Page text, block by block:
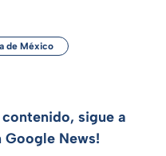
de México
sigue a
News!